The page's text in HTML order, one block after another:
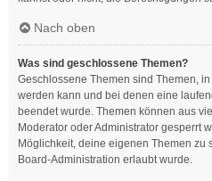
Nach oben
Was sind geschlossene Themen?
Geschlossene Themen sind Themen,
werden kann und bei denen eine
beendet wurde. Themen können aus
Moderator oder Administrator gesperrt
Möglichkeit, deine eigenen Themen zu
Board-Administration erlaubt wurde.